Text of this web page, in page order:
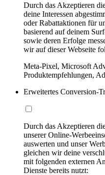
Durch das Akzeptieren
deine Interessen
oder Rabattaktionen für
basierend auf deinem
sowie deren Erfolge
wir auf dieser Webseite
Meta-Pixel, Microsoft
Produktempfehlungen,
Erweitertes Conversion-
Durch das Akzeptieren
unserer Online-
auswerten und unser
gleichen wir deine
mit folgenden externen
Dienste bereits nutzt: